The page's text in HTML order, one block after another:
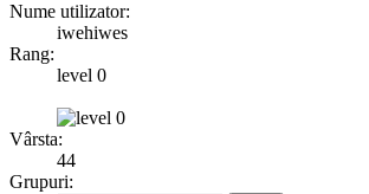
Nume utilizator:
iwehiwes
Rang:
level 0
Vârsta:
44
Grupuri: